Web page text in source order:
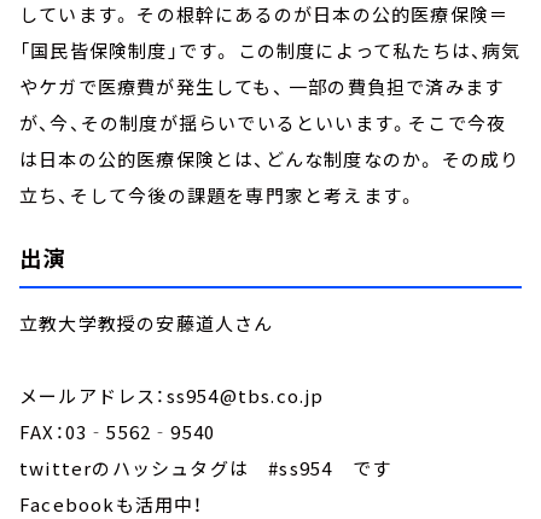
しています。 その根幹にあるのが日本の公的医療保険＝
「国民皆保険制度」です。 この制度によって私たちは、病気
やケガで医療費が発生しても、 一部の費負担で済みます
が、今、その制度が揺らいでいるといいます。そこで今夜
は日本の公的医療保険とは、どんな制度なのか。 その成り
立ち、そして今後の課題を専門家と考えます。
出演
立教大学教授の安藤道人さん
メールアドレス：ss954@tbs.co.jp
FAX：03‐5562‐9540
twitterのハッシュタグは #ss954 です
Facebookも活用中！